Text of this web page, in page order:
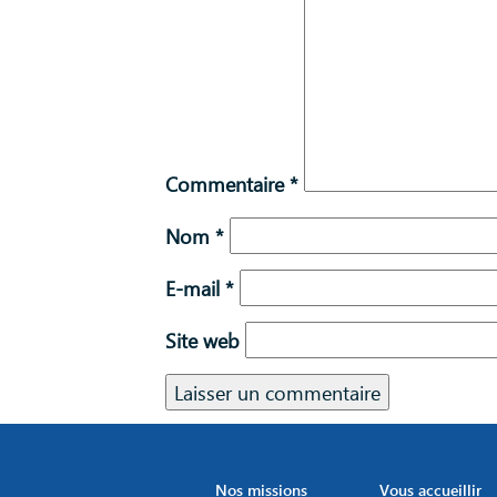
Commentaire*
Nom*
E-mail*
Site web
Nos missions Vous accueillir